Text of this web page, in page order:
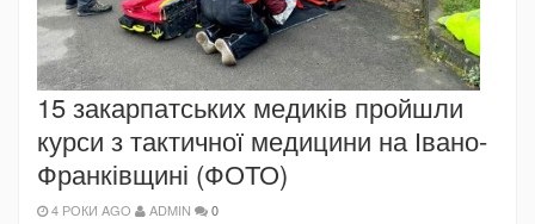
15 закарпатських медиків пройшли
курси з тактичної медицини на Івано-
Франківщині (ФОТО)
4 РОКИ AGO ADMIN 0